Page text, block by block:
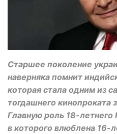
Старшее поколение
наверняка помнит
которая стала одним из
тогдашнего кинопроката
Главную роль 18-летнего
в которого влюблена 16-